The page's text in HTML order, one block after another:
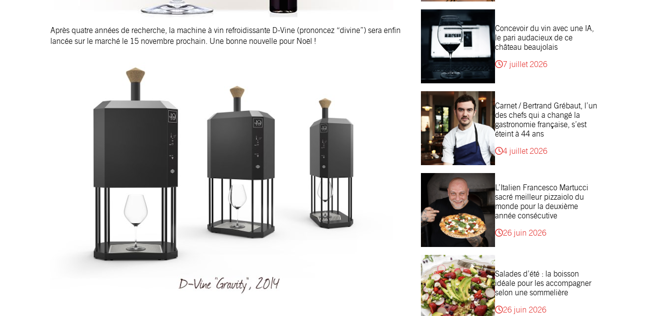
Après quatre années de recherche, la machine à vin refroidissante D-Vine (prononcez “divine”) sera enfin
lancée sur le marché le 15 novembre prochain. Une bonne nouvelle pour Noël !
Concevoir du vin avec une IA,
le pari audacieux de ce
château beaujolais
7 juillet 2026
Carnet / Bertrand Grébaut, l’un
des chefs qui a changé la
gastronomie française, s’est
éteint à 44 ans
4 juillet 2026
L’Italien Francesco Martucci
sacré meilleur pizzaiolo du
monde pour la deuxième
année consécutive
26 juin 2026
Salades d’été : la boisson
idéale pour les accompagner
selon une sommelière
26 juin 2026